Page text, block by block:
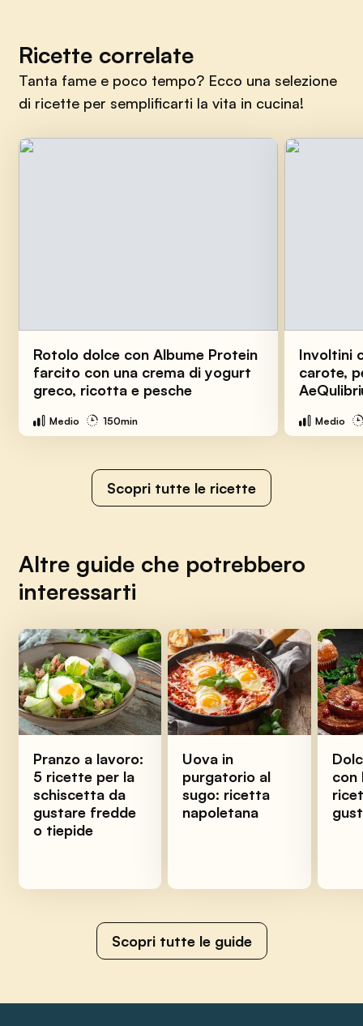
Ricette correlate
Tanta fame e poco tempo? Ecco una selezione
di ricette per semplificarti la vita in cucina!
Rotolo dolce con Albume Protein
farcito con una crema di yogurt
greco, ricotta e pesche
Medio 150min
Involtini
carote,
Medio
Scopri tutte le ricette
Altre guide che potrebbero
interessarti
Pranzo a lavoro:
5 ricette per la
schiscetta da
gustare fredde
o tiepide
Uova in
purgatorio al
sugo: ricetta
napoletana
con
Scopri tutte le guide